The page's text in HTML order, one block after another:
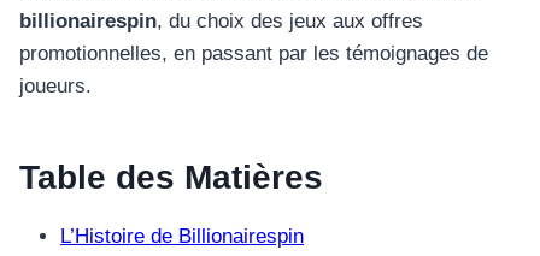
billionairespin, du choix des jeux aux offres
promotionnelles, en passant par les témoignages de
joueurs.
Table des Matières
L’Histoire de Billionairespin